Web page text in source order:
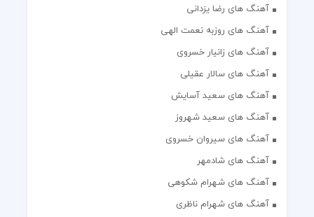
آهنگ های رضا یزدانی
آهنگ های روزبه نعمت الهی
آهنگ های زانیار خسروی
آهنگ های سالار عقیلی
آهنگ های سعید آسایش
آهنگ های سعید شهروز
آهنگ های سیروان خسروی
آهنگ های شادمهر
آهنگ های شهرام شکوهی
آهنگ های شهرام ناظری